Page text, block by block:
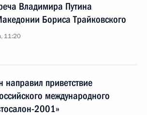
Владимира Путина
Бориса Трайковского
11:20
направил приветствие
международного
2001»